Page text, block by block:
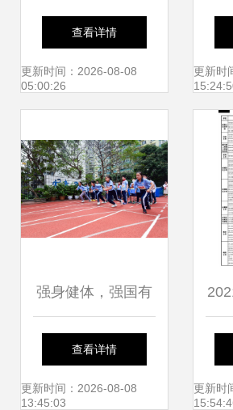
学非编顶岗教师招
聘模拟预测及备考
查看详情
更新时间：2026-08-08
05:00:26
小
更新时
强身健体，强国有
我——记厦门市仙
岳小学第二十一届
查看详情
更新时间：2026-08-08
13:45:03
区
览
更新时